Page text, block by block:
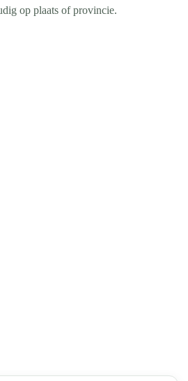
op plaats of provincie.